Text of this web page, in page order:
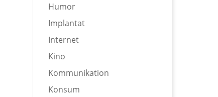
Humor
Implantat
Internet
Kino
Kommunikation
Konsum